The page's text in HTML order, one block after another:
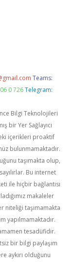
Teams:
0 726 Telegram:
Bilgi Teknolojileri
bir Yer Sağlayıcı
içerikleri proaktif
bulunmamaktadır.
taşımakta olup,
Bu internet
ile hiçbir bağlantısı
makaleler
niteliği taşımamakta
yapılmamaktadır.
tesadüfidir.
bir bilgi paylaşım
aykırı olduğunu